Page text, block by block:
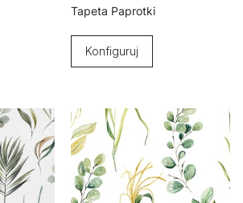
Tapeta Paprotki
Konfiguruj